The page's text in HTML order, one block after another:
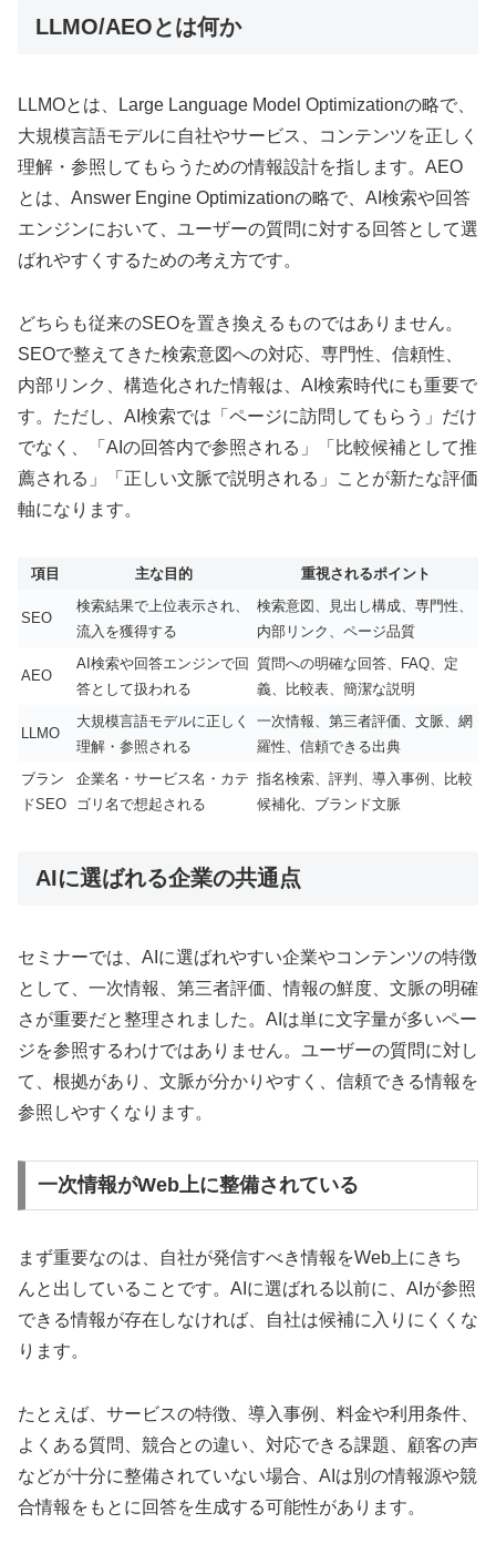
LLMO/AEOとは何か
LLMOとは、Large Language Model Optimizationの略で、
大規模言語モデルに自社やサービス、コンテンツを正しく
理解・参照してもらうための情報設計を指します。AEO
とは、Answer Engine Optimizationの略で、AI検索や回答
エンジンにおいて、ユーザーの質問に対する回答として選
ばれやすくするための考え方です。
どちらも従来のSEOを置き換えるものではありません。
SEOで整えてきた検索意図への対応、専門性、信頼性、
内部リンク、構造化された情報は、AI検索時代にも重要で
す。ただし、AI検索では「ページに訪問してもらう」だけ
でなく、「AIの回答内で参照される」「比較候補として推
薦される」「正しい文脈で説明される」ことが新たな評価
軸になります。
項目 主な目的 重視されるポイント
SEO
検索結果で上位表示され、
流入を獲得する
検索意図、見出し構成、専門性、
内部リンク、ページ品質
AEO
AI検索や回答エンジンで回
答として扱われる
質問への明確な回答、FAQ、定
義、比較表、簡潔な説明
LLMO
大規模言語モデルに正しく
理解・参照される
一次情報、第三者評価、文脈、網
羅性、信頼できる出典
ブラン
ドSEO
企業名・サービス名・カテ
ゴリ名で想起される
指名検索、評判、導入事例、比較
候補化、ブランド文脈
AIに選ばれる企業の共通点
セミナーでは、AIに選ばれやすい企業やコンテンツの特徴
として、一次情報、第三者評価、情報の鮮度、文脈の明確
さが重要だと整理されました。AIは単に文字量が多いペー
ジを参照するわけではありません。ユーザーの質問に対し
て、根拠があり、文脈が分かりやすく、信頼できる情報を
参照しやすくなります。
一次情報がWeb上に整備されている
まず重要なのは、自社が発信すべき情報をWeb上にきち
んと出していることです。AIに選ばれる以前に、AIが参照
できる情報が存在しなければ、自社は候補に入りにくくな
ります。
たとえば、サービスの特徴、導入事例、料金や利用条件、
よくある質問、競合との違い、対応できる課題、顧客の声
などが十分に整備されていない場合、AIは別の情報源や競
合情報をもとに回答を生成する可能性があります。